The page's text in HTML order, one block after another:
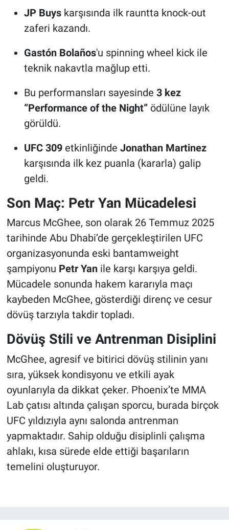
JP Buyskarşısında ilk rauntta knock-out
zaferi kazandı.
Gastón Bolaños'u spinning wheel kick ile
teknik nakavtla mağlup etti.
Bu performansları sayesinde 3 kez
“Performance of the Night”ödülüne layık
görüldü.
UFC 309etkinliğinde Jonathan Martinez
karşısında ilk kez puanla (kararla) galip
geldi.
Son Maç: Petr Yan Mücadelesi
Marcus McGhee, son olarak 26 Temmuz 2025
tarihinde Abu Dhabi’de gerçekleştirilen UFC
organizasyonunda eski bantamweight
şampiyonu Petr Yanile karşı karşıya geldi.
Mücadele sonunda hakem kararıyla maçı
kaybeden McGhee, gösterdiği direnç ve cesur
dövüş tarzıyla takdir topladı.
Dövüş Stili ve Antrenman Disiplini
McGhee, agresif ve bitirici dövüş stilinin yanı
sıra, yüksek kondisyonu ve etkili ayak
oyunlarıyla da dikkat çeker. Phoenix’te MMA
Lab çatısı altında çalışan sporcu, burada birçok
UFC yıldızıyla aynı salonda antrenman
yapmaktadır. Sahip olduğu disiplinli çalışma
ahlakı, kısa sürede elde ettiği başarıların
temelini oluşturuyor.